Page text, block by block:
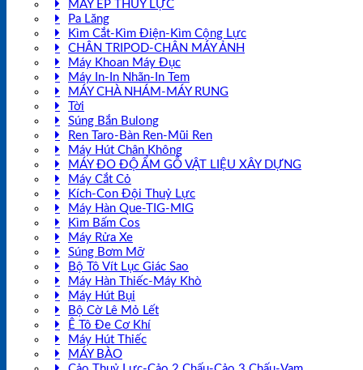
MÁY ÉP THUỶ LỰC
Pa Lăng
Kìm Cắt-Kìm Điện-Kìm Cộng Lực
CHÂN TRIPOD-CHÂN MÁY ẢNH
Máy Khoan Máy Đục
Máy In-In Nhãn-In Tem
MÁY CHÀ NHÁM-MÁY RUNG
Tời
Súng Bắn Bulong
Ren Taro-Bàn Ren-Mũi Ren
Máy Hút Chân Không
MÁY ĐO ĐỘ ẨM GỖ VẬT LIỆU XÂY DỰNG
Máy Cắt Cỏ
Kích-Con Đội Thuỷ Lực
Máy Hàn Que-TIG-MIG
Kìm Bấm Cos
Máy Rửa Xe
Súng Bơm Mỡ
Bộ Tô Vít Lục Giác Sao
Máy Hàn Thiếc-Máy Khò
Máy Hút Bụi
Bộ Cờ Lê Mỏ Lết
Ê Tô Đe Cơ Khí
Máy Hút Thiếc
MÁY BÀO